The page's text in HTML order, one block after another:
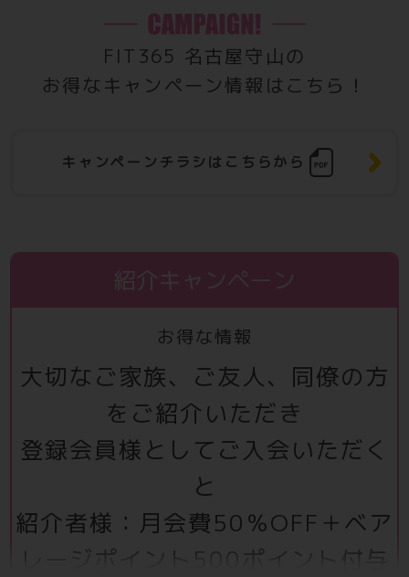
FIT365 名古屋守山の
お得なキャンペーン情報はこちら！
キャンペーンチラシはこちらから
紹介キャンペーン
お得な情報
大切なご家族、ご友人、同僚の方
をご紹介いただき
登録会員様としてご入会いただく
と
紹介者様：月会費50％OFF＋ベア
レージポイント500ポイント付与